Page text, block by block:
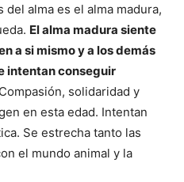
alma es el alma madura,
El alma madura siente
a si mismo y a los demás
intentan conseguir
Compasión, solidaridad y
en esta edad. Intentan
Se estrecha tanto las
el mundo animal y la